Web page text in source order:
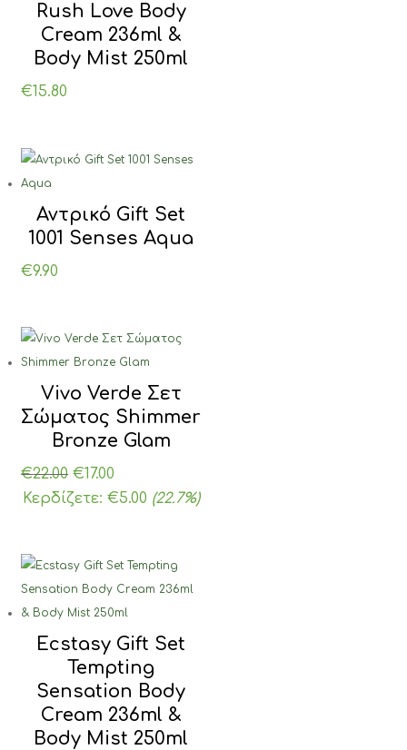
Rush Love Body
Cream 236ml &
Body Mist 250ml
€15.80
Αντρικό Gift Set
1001 Senses Aqua
€9.90
Vivo Verde Σετ
Σώματος Shimmer
Bronze Glam
€22.00 Original
price
€17.00
τρέχουσα
€17.00.
Κερδίζετε: €5.00 (22.7%)
Ecstasy Gift Set
Tempting
Sensation Body
Cream 236ml &
Body Mist 250ml